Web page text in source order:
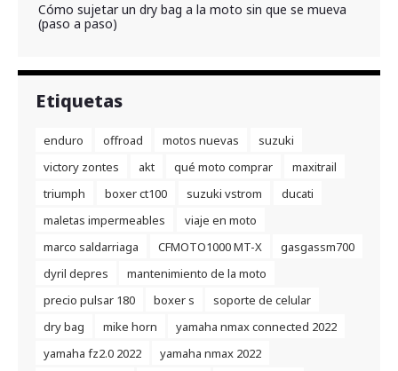
Cómo sujetar un dry bag a la moto sin que se mueva
(paso a paso)
Etiquetas
enduro offroad motos nuevas
suzuki
victory zontes
akt qué moto comprar
maxitrail
triumph
boxer ct100 suzuki vstrom
ducati
maletas impermeables
viaje en moto
marco saldarriaga
CFMOTO1000 MT-X
gasgassm700
dyril depres
mantenimiento de la moto
precio pulsar 180
boxer s
soporte de celular
dry bag
mike horn
yamaha nmax connected 2022
yamaha fz2.0 2022
yamaha nmax 2022